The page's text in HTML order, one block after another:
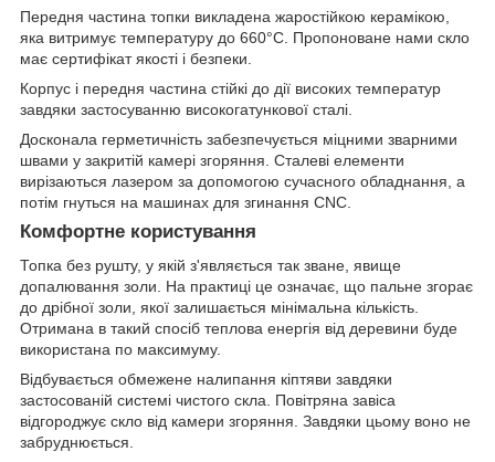
Передня частина топки викладена жаростійкою керамікою,
яка витримує температуру до 660°C. Пропоноване нами скло
має сертифікат якості і безпеки.
Корпус і передня частина стійкі до дії високих температур
завдяки застосуванню високогатункової сталі.
Досконала герметичність забезпечується міцними зварними
швами у закритій камері згоряння. Сталеві елементи
вирізаються лазером за допомогою сучасного обладнання, а
потім гнуться на машинах для згинання CNC.
Комфортне користування
Топка без рушту, у якій з'являється так зване, явище
допалювання золи. На практиці це означає, що пальне згорає
до дрібної золи, якої залишається мінімальна кількість.
Отримана в такий спосіб теплова енергія від деревини буде
використана по максимуму.
Відбувається обмежене налипання кіптяви завдяки
застосованій системі чистого скла. Повітряна завіса
відгороджує скло від камери згоряння. Завдяки цьому воно не
забруднюється.